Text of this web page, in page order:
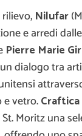
Nilufar
e arredi
Pierre Marie
dialogo tra
e vetro.
Moritz una